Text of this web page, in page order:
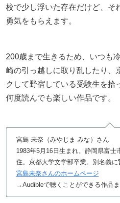
校で少し浮いた存在だけど、そ
勇気をもらえます。
200歳まで生きるため、いつも
崎の引っ越しに取り乱したり、
クして野宿している受験生を拾
何度読んでも楽しい作品です。
宮島 未奈（みやじま みな）さん
1983年5月16日生まれ。静岡県富士
住。京都大学文学部卒業。別名義に
宮島未奈さんのホームページ
→Audibleで聴くことができる作品